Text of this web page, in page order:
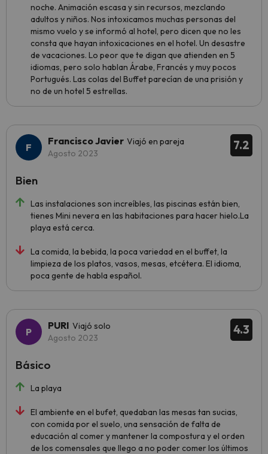
noche. Animación escasa y sin recursos, mezclando
adultos y niños. Nos intoxicamos muchas personas del
mismo vuelo y se informó al hotel, pero dicen que no les
consta que hayan intoxicaciones en el hotel. Un desastre
de vacaciones. Lo peor que te digan que atienden en 5
idiomas, pero solo hablan Árabe, Francés y muy pocos
Portugués. Las colas del Buffet parecían de una prisión y
no de un hotel 5 estrellas.
7.2
Francisco Javier Viajó en pareja
Agosto 2023
Las instalaciones son increíbles, las piscinas están bien,
tienes Mini nevera en las habitaciones para hacer hielo.La
playa está cerca.
La comida, la bebida, la poca variedad en el buffet, la
limpieza de los platos, vasos, mesas, etcétera. El idioma,
poca gente de habla español.
Bien
4.3
PURI Viajó solo
Agosto 2023
La playa
El ambiente en el bufet, quedaban las mesas tan sucias,
con comida por el suelo, una sensación de falta de
educación al comer y mantener la compostura y el orden
de los comensales que llego a no poder comer los últimos
Básico